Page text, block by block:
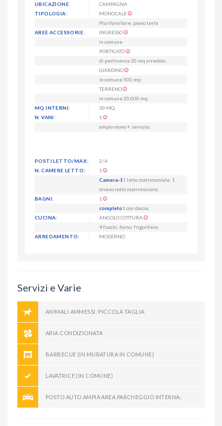
UBICAZIONE:
CAMPAGNA
TIPOLOGIA:
MONOCALE
Plurifamiliare; piano terra
AREE ACCESSORIE:
INGRESSO
in comune
PORTICATO
di pertinenza 20 mq arredato
GIARDINO
in comune 500 mq
TERRENO
in comune 20.000 mq
MQ INTERNI:
30 MQ
N. VANI:
1
ampio mono + servizio;
POSTI LETTO/MAX:
2/4
N. CAMERE LETTO:
1
Camera-1 1 letto matrimoniale; 1
divano letto matrimoniale;
BAGNI:
1
completo1 con doccia;
CUCINA:
ANGOLO COTTURA
4 fuochi; forno; frigorifero;
ARREDAMENTO:
MODERNO
Servizi e Varie
ANIMALI AMMESSI: PICCOLA TAGLIA
ARIA CONDIZIONATA
BARBECUE (IN MURATURA IN COMUNE)
LAVATRICE (IN COMUNE)
POSTO AUTO AMPIA AREA PARCHEGGIO INTERNA;